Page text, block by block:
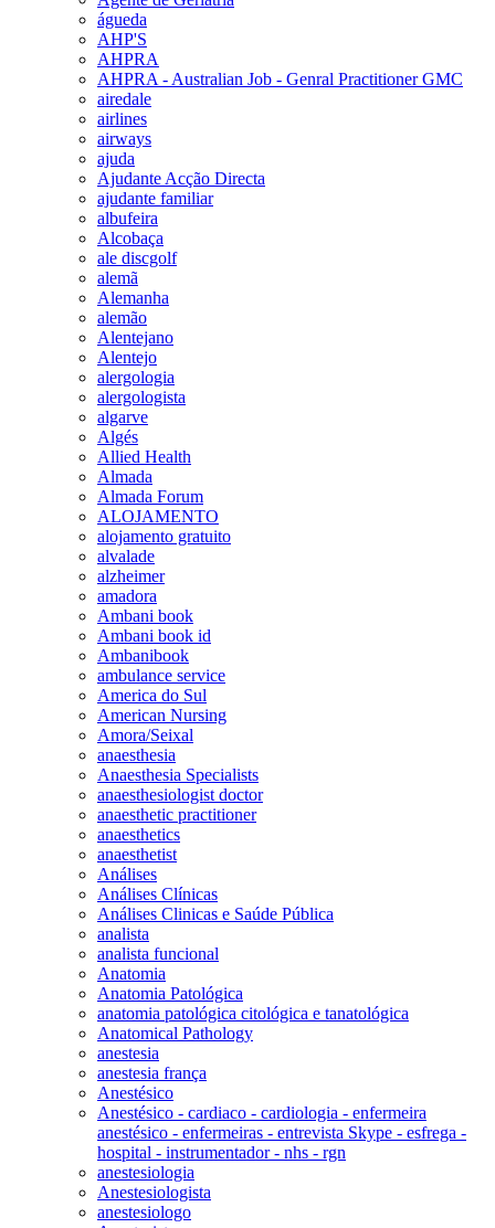
águeda
AHP'S
AHPRA
AHPRA - Australian Job - Genral Practitioner GMC
airedale
airlines
airways
ajuda
Ajudante Acção Directa
ajudante familiar
albufeira
Alcobaça
ale discgolf
alemã
Alemanha
alemão
Alentejano
Alentejo
alergologia
alergologista
algarve
Algés
Allied Health
Almada
Almada Forum
ALOJAMENTO
alojamento gratuito
alvalade
alzheimer
amadora
Ambani book
Ambani book id
Ambanibook
ambulance service
America do Sul
American Nursing
Amora/Seixal
anaesthesia
Anaesthesia Specialists
anaesthesiologist doctor
anaesthetic practitioner
anaesthetics
anaesthetist
Análises
Análises Clínicas
Análises Clinicas e Saúde Pública
analista
analista funcional
Anatomia
Anatomia Patológica
anatomia patológica citológica e tanatológica
Anatomical Pathology
anestesia
anestesia frança
Anestésico
Anestésico - cardiaco - cardiologia - enfermeira
anestésico - enfermeiras - entrevista Skype - esfrega -
hospital - instrumentador - nhs - rgn
anestesiologia
Anestesiologista
anestesiologo